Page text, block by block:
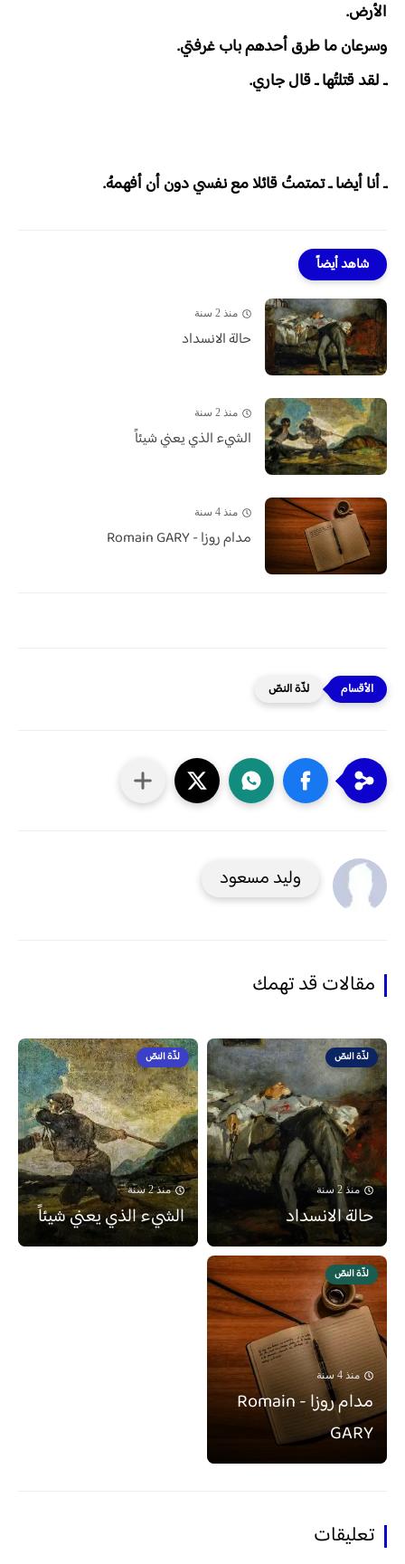
الأرض.
وسرعان ما طرق أحدهم باب غرفتي.
ـ لقد قتلتُها ـ قال جاري.
ـ أنا أيضا ـ تمتمتُ قائلا مع نفسي دون أن أفهمهُ.
شاهد أيضاً
منذ 2 سنة
حالة الانسداد
منذ 2 سنة
الشيء الذي يعني شيئاً
منذ 4 سنة
مدام روزا - Romain GARY
لذّة النصّ
وليد مسعود
مقالات قد تهمك
لذّة النصّ
منذ 2 سنة
حالة الانسداد
لذّة النصّ
منذ 2 سنة
الشيء الذي يعني شيئاً
لذّة النصّ
منذ 4 سنة
مدام روزا - Romain
GARY
تعليقات